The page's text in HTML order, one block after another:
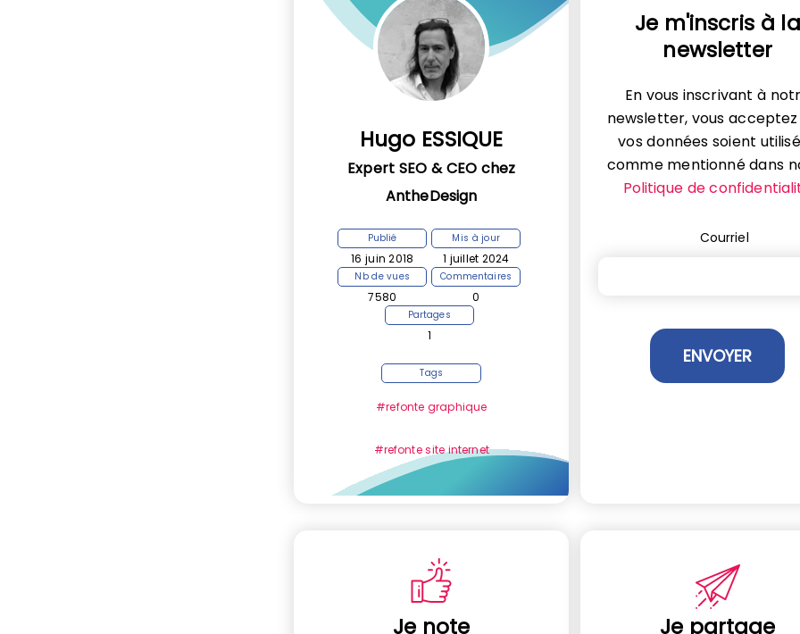
Hugo ESSIQUE
Expert SEO & CEO chez
AntheDesign
Publié
16 juin 2018
Mis à jour
1 juillet 2024
Nb de vues
7580
Commentaires
0
Partages
1
Tags
#refonte graphique
#refonte site internet
Je m'inscris à la
newsletter
En vous inscrivant à
newsletter, vous acceptez
vos données soient
comme mentionné dans
Politique de
Courriel
Je note Je partage